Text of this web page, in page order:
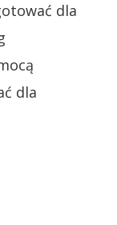
dla
dla